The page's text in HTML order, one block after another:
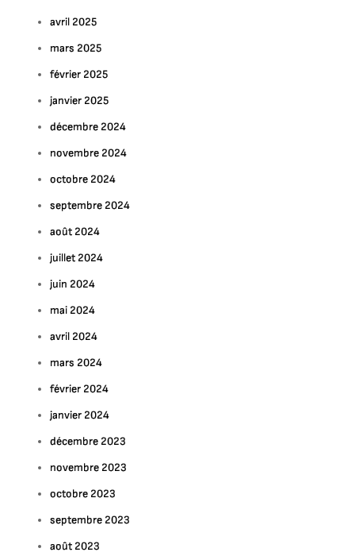
avril 2025
mars 2025
février 2025
janvier 2025
décembre 2024
novembre 2024
octobre 2024
septembre 2024
août 2024
juillet 2024
juin 2024
mai 2024
avril 2024
mars 2024
février 2024
janvier 2024
décembre 2023
novembre 2023
octobre 2023
septembre 2023
août 2023